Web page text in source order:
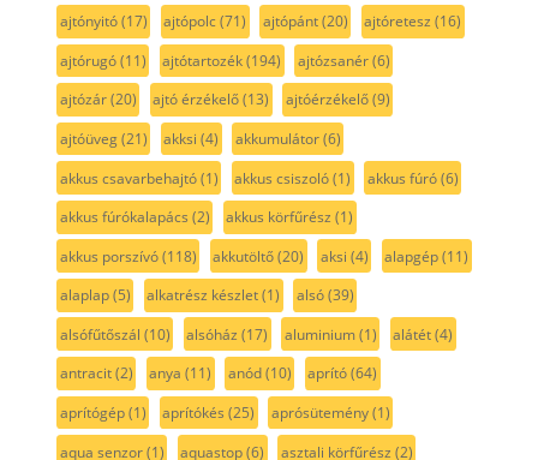
ajtónyitó(17) ajtópolc(71) ajtópánt(20) ajtóretesz (16)
ajtórugó(11) ajtótartozék(194) ajtózsanér(6)
ajtózár(20) ajtó érzékelő(13) ajtóérzékelő(9)
ajtóüveg(21) akksi (4) akkumulátor(6)
akkus csavarbehajtó(1) akkus csiszoló(1) akkus fúró(6)
akkus fúrókalapács (2) akkus körfűrész (1)
akkus porszívó(118) akkutöltő(20) aksi (4) alapgép(11)
alaplap(5) alkatrész készlet(1) alsó(39)
alsófűtőszál (10) alsóház (17) aluminium(1) alátét(4)
antracit(2) anya (11) anód(10) aprító(64)
aprítógép(1) aprítókés (25) aprósütemény(1)
aqua senzor(1) aquastop(6) asztali körfűrész (2)